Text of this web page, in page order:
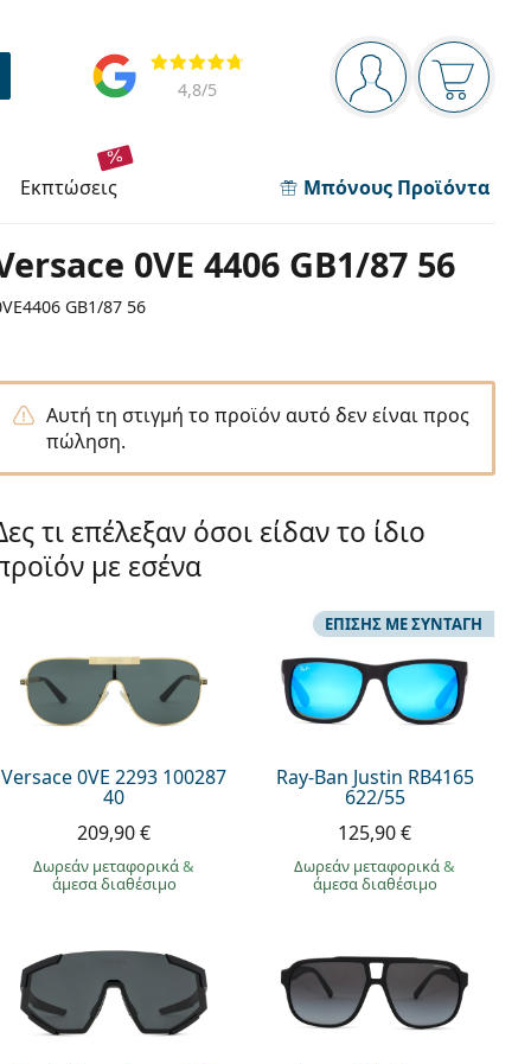
Πίνακας πλοήγησης
Είστε
Το
Αξιολογήσεις
4,8/5
εκπτώσεις Μπόνους Προϊόντα
0VE 4406 GB1/87 56
GB1/87 56
Αυτή τη στιγμή το προϊόν αυτό δεν είναι προς
πώληση.
τι επέλεξαν όσοι είδαν το ίδιο
με εσένα
Versace 0VE 2293 100287
40
209,90 €
Δωρεάν μεταφορικά&
άμεσα διαθέσιμο
Ray-Ban Justin RB4165
622/55
ΕΠΊΣΗΣ ΜΕ ΣΥΝΤΑΓΉ
125,90 €
Δωρεάν μεταφορικά&
άμεσα διαθέσιμο